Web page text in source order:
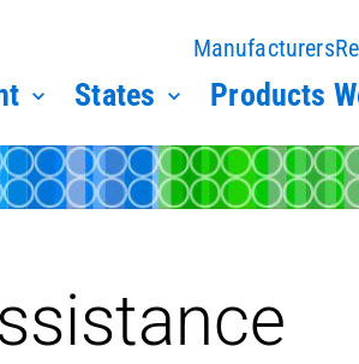
Manufacturers
States Products